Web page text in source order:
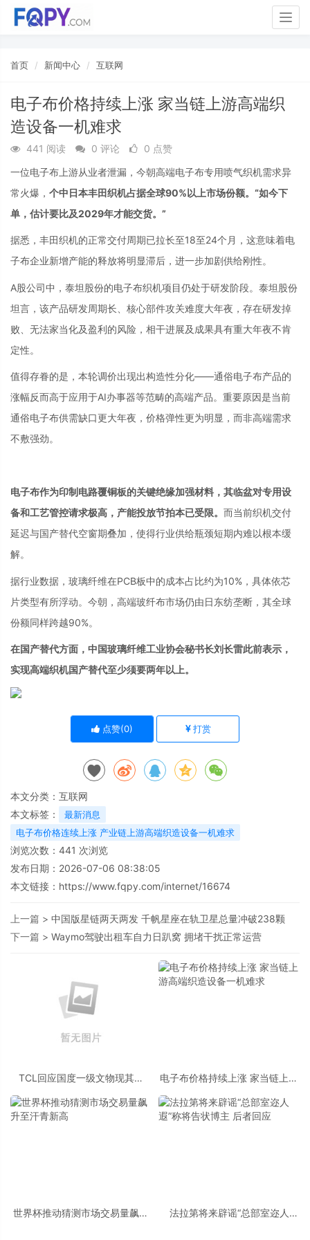
首页 新闻中心 互联网
电子布价格持续上涨 家当链上游高端织
造设备一机难求
441 阅读 0 评论
0 点赞
一位电子布上游从业者泄漏，今朝高端电子布专用喷气织机需求异
常火爆， 个中日本丰田织机占据全球90%以上市场份额。“如今下
单，估计要比及2029年才能交货。”
据悉，丰田织机的正常交付周期已拉长至18至24个月，这意味着电
子布企业新增产能的释放将明显滞后，进一步加剧供给刚性。
A股公司中，泰坦股份的电子布织机项目仍处于研发阶段。泰坦股份
坦言，该产品研发周期长、核心部件攻关难度大年夜，存在研发掉
败、无法家当化及盈利的风险，相干进展及成果具有重大年夜不肯
定性。
值得存眷的是，本轮调价出现出构造性分化——通俗电子布产品的
涨幅反而高于应用于AI办事器等范畴的高端产品。重要原因是当前
通俗电子布供需缺口更大年夜，价格弹性更为明显，而非高端需求
不敷强劲。
电子布作为印制电路覆铜板的关键绝缘加强材料，其临盆对专用设
备和工艺管控请求极高，产能投放节拍本已受限。 而当前织机交付
延迟与国产替代空窗期叠加，使得行业供给瓶颈短期内难以根本缓
解。
据行业数据，玻璃纤维在PCB板中的成本占比约为10%，具体依芯
片类型有所浮动。今朝，高端玻纤布市场仍由日东纺垄断，其全球
份额同样跨越90%。
在国产替代方面，中国玻璃纤维工业协会秘书长刘长雷此前表示，
实现高端织机国产替代至少须要两年以上。
点赞(0) 打赏
本文分类： 互联网
本文标签：
最新消息
电子布价格连续上涨 产业链上游高端织造设备一机难求
浏览次数： 441 次浏览
发布日期：2026-07-06 08:38:05
本文链接： https://www.fqpy.com/internet/16674
上一篇 > 中国版星链两天两发 千帆星座在轨卫星总量冲破238颗
下一篇 > Waymo驾驶出租车自力日趴窝 拥堵干扰正常运营
TCL回应国度一级文物现其告
标识
电子布价格持续上涨 家当链上游
世界杯推动猜测市场交易量飙升
法拉第将来辟谣“总部室迩人